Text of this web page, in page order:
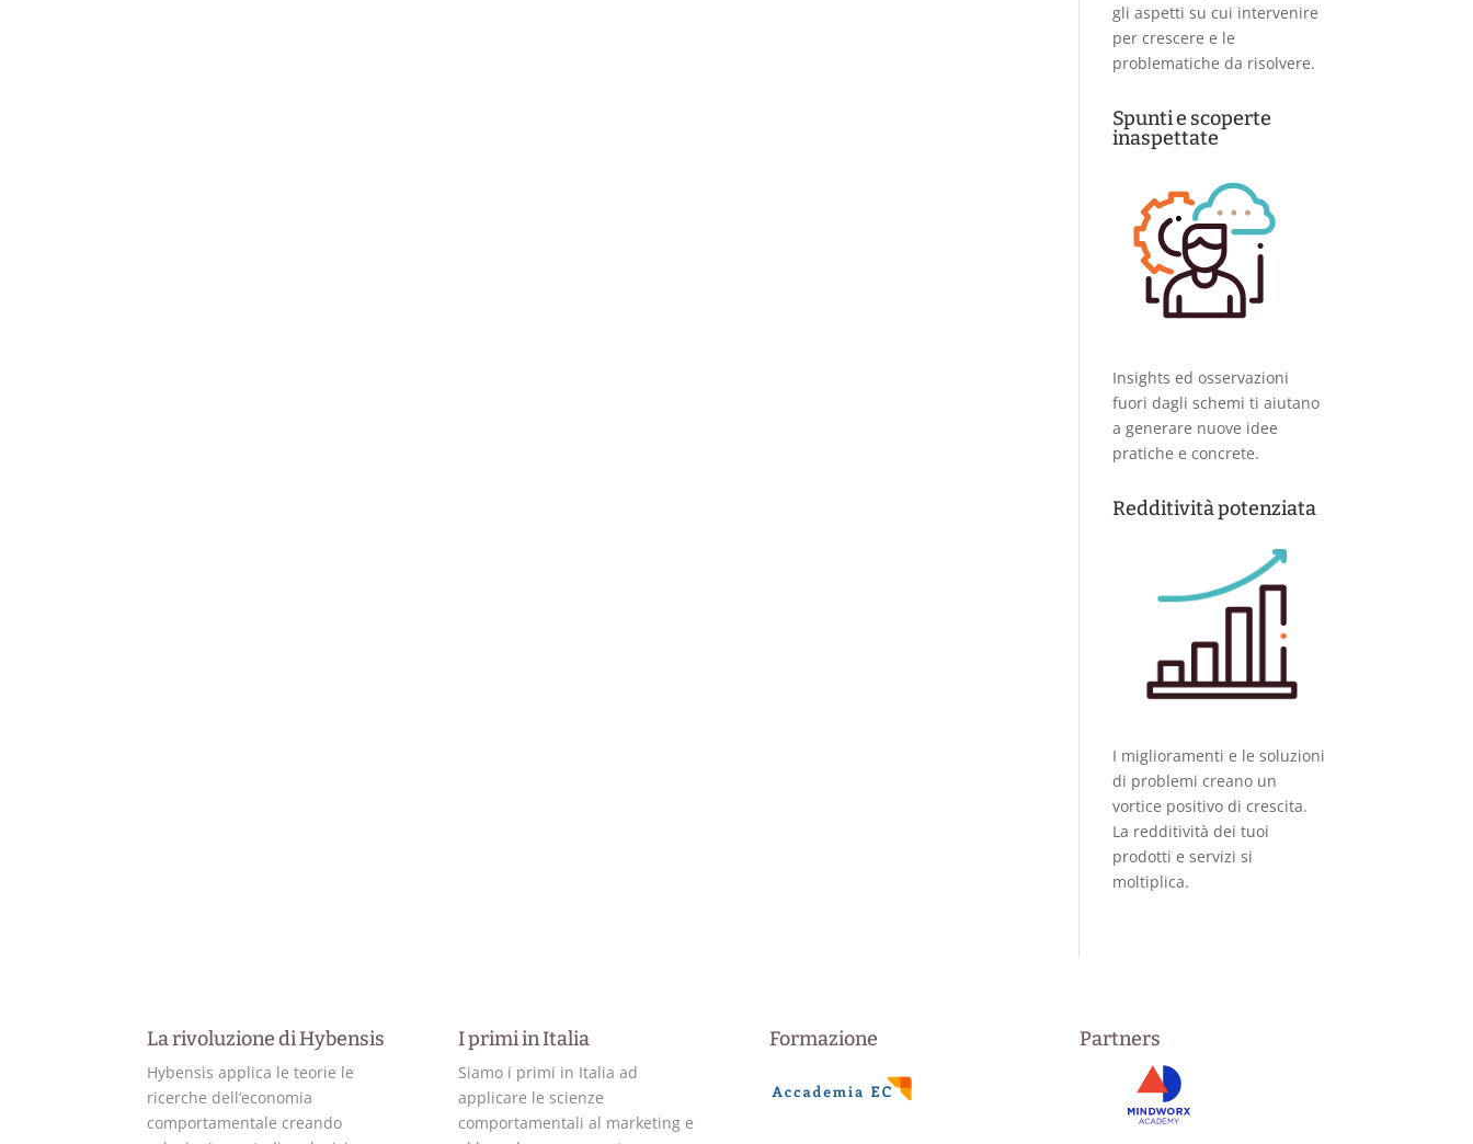
gli aspetti su cui intervenire
per crescere e le
problematiche da risolvere.
Spunti e scoperte
inaspettate
Insights ed osservazioni
fuori dagli schemi ti aiutano
a generare nuove idee
pratiche e concrete.
Redditività potenziata
I miglioramenti e le soluzioni
di problemi creano un
vortice positivo di crescita.
La redditività dei tuoi
prodotti e servizi si
moltiplica.
La rivoluzione di Hybensis
Hybensis applica le teorie le
ricerche dell’economia
comportamentale creando
I primi in Italia
Siamo i primi in Italia ad
applicare le scienze
comportamentali al marketing e
Formazione Partners